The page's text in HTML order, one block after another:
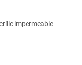
impermeable